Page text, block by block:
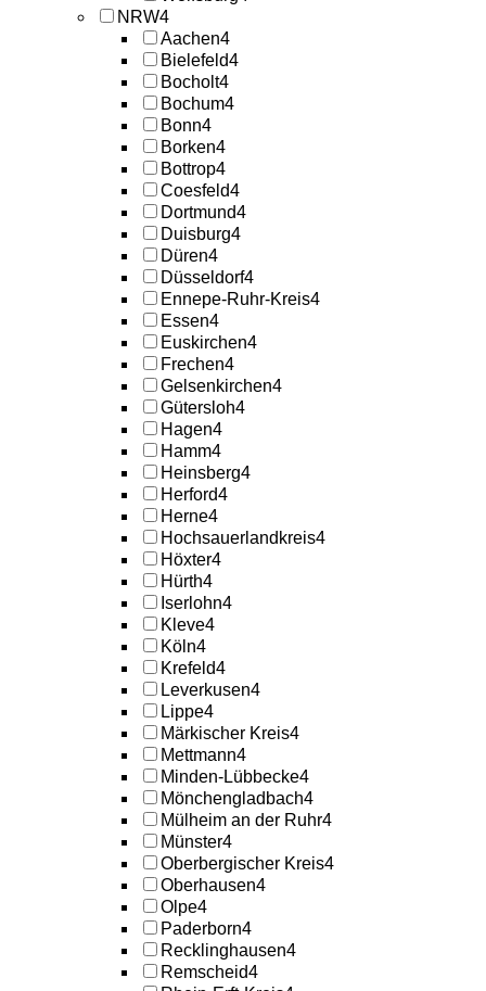
NRW4
Aachen4
Bielefeld4
Bocholt4
Bochum4
Bonn4
Borken4
Bottrop4
Coesfeld4
Dortmund4
Duisburg4
Düren4
Düsseldorf4
Ennepe-Ruhr-Kreis4
Essen4
Euskirchen4
Frechen4
Gelsenkirchen4
Gütersloh4
Hagen4
Hamm4
Heinsberg4
Herford4
Herne4
Hochsauerlandkreis4
Höxter4
Hürth4
Iserlohn4
Kleve4
Köln4
Krefeld4
Leverkusen4
Lippe4
Märkischer Kreis4
Mettmann4
Minden-Lübbecke4
Mönchengladbach4
Mülheim an der Ruhr4
Münster4
Oberbergischer Kreis4
Oberhausen4
Olpe4
Paderborn4
Recklinghausen4
Remscheid4